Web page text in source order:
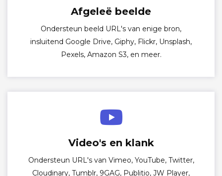
Afgeleë beelde
Ondersteun beeld URL's van enige bron,
insluitend Google Drive, Giphy, Flickr, Unsplash,
Pexels, Amazon S3, en meer.
Video's en klank
Ondersteun URL's van Vimeo, YouTube, Twitter,
Cloudinary, Tumblr, 9GAG, Publitio, JW Player,